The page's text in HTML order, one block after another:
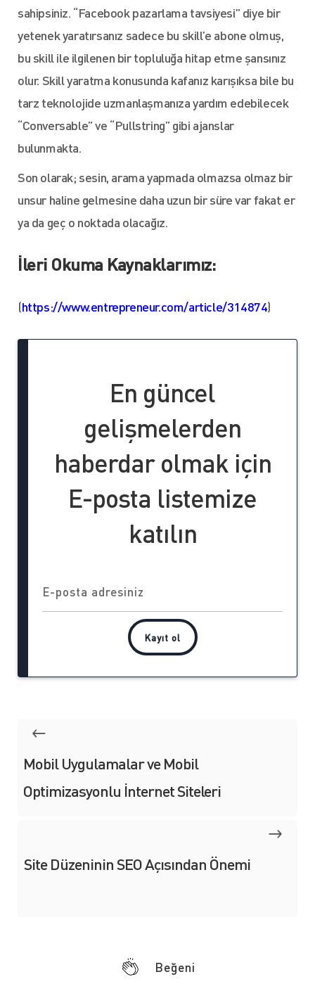
sahipsiniz. “Facebook pazarlama tavsiyesi” diye bir
yetenek yaratırsanız sadece bu skill’e abone olmuş,
bu skill ile ilgilenen bir topluluğa hitap etme şansınız
olur. Skill yaratma konusunda kafanız karışıksa bile bu
tarz teknolojide uzmanlaşmanıza yardım edebilecek
“Conversable” ve “Pullstring” gibi ajanslar
bulunmakta.
Son olarak; sesin, arama yapmada olmazsa olmaz bir
unsur haline gelmesine daha uzun bir süre var fakat er
ya da geç o noktada olacağız.
İleri Okuma Kaynaklarımız:
(https://www.entrepreneur.com/article/314874)
En güncel
gelişmelerden
haberdar olmak için
E-posta listemize
katılın
Mobil Uygulamalar ve Mobil
Optimizasyonlu İnternet Siteleri
Site Düzeninin SEO Açısından Önemi
Beğeni